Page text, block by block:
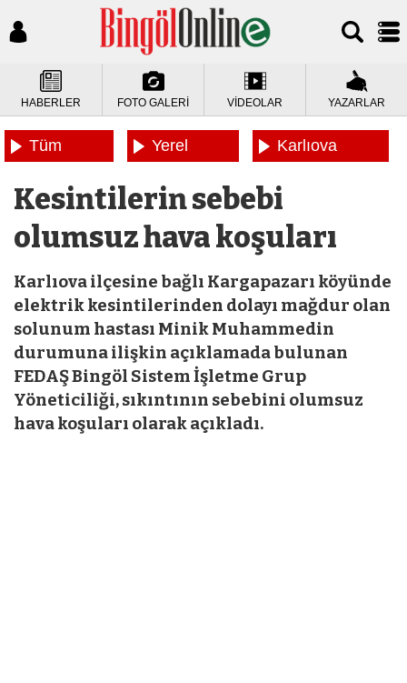
HABERLER FOTO GALERİ VİDEOLAR YAZARLAR
Tüm
Yerel
Karlıova
Kesintilerin sebebi
olumsuz hava koşuları
Karlıova ilçesine bağlı Kargapazarı köyünde
elektrik kesintilerinden dolayı mağdur olan
solunum hastası Minik Muhammedin
durumuna ilişkin açıklamada bulunan
FEDAŞ Bingöl Sistem İşletme Grup
Yöneticiliği, sıkıntının sebebini olumsuz
hava koşuları olarak açıkladı.